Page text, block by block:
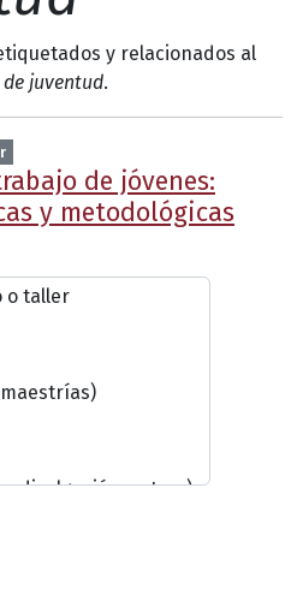
y relacionados al
juventud.
de jóvenes:
y metodológicas